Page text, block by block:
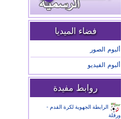
فضاء الميديا
ألبوم الصور
ألبوم الفيديو
روابط مفيدة
الرابطة الجهوية لكرة القدم -
ورقلة